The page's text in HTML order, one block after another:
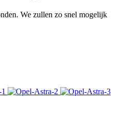
We zullen zo snel mogelijk